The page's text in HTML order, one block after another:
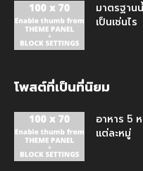
มาตรฐาน
เป็นเช่นไร
โพสต์ที่เป็นที่นิยม
อาหาร 5
แต่ละหมู่